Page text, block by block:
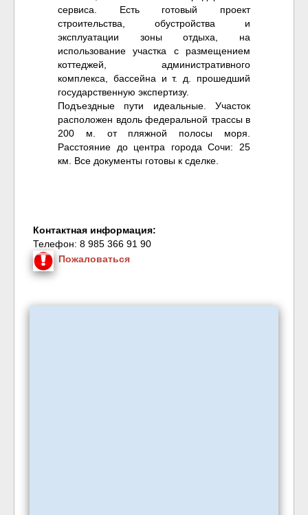
сервиса. Есть готовый проект
строительства, обустройства и
эксплуатации зоны отдыха, на
использование участка с размещением
коттеджей, административного
комплекса, бассейна и т. д. прошедший
государственную экспертизу.
Подъездные пути идеальные. Участок
расположен вдоль федеральной трассы в
200 м. от пляжной полосы моря.
Расстояние до центра города Сочи: 25
км. Все документы готовы к сделке.
Контактная информация:
Телефон: 8 985 366 91 90
Пожаловаться